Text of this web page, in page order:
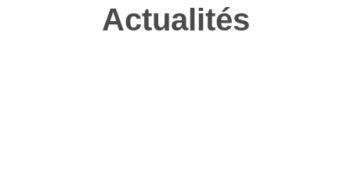
Actualités